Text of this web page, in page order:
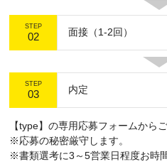
STEP
02 面接（1-2回）
STEP
03 内定
【type】の専用応募フォームから
※応募の秘密厳守します。
※書類選考に3～5営業日程度お時